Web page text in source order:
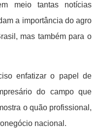
meio tantas notícias
a importância do agro
mas também para o
enfatizar o papel de
do campo que
o quão profissional,
nacional.